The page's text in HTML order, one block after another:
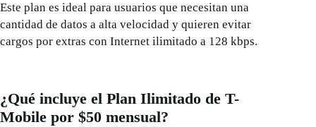
Este plan es ideal para usuarios que necesitan una
cantidad de datos a alta velocidad y quieren evitar
cargos por extras con Internet ilimitado a 128 kbps.
¿Qué incluye el Plan Ilimitado de T-
Mobile por $50 mensual?